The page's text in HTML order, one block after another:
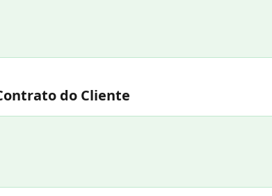
do Cliente